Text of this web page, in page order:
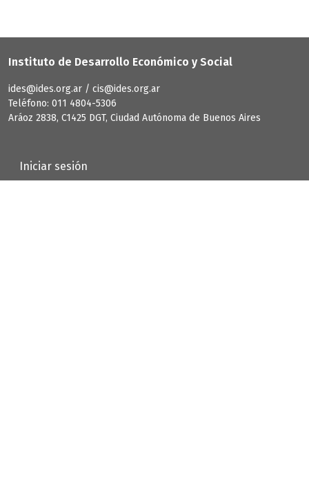
Instituto de Desarrollo Económico y Social
ides@ides.org.ar / cis@ides.org.ar
Teléfono: 011 4804-5306
Aráoz 2838, C1425 DGT, Ciudad Autónoma de Buenos Aires
User account menu
Iniciar sesión